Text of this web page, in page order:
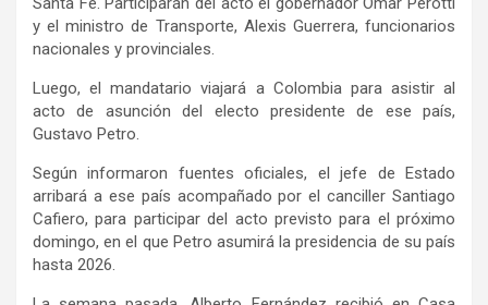
y el ministro de Transporte, Alexis Guerrera, funcionarios
nacionales y provinciales.
Luego, el mandatario viajará a Colombia para asistir al
acto de asunción del electo presidente de ese país,
Gustavo Petro.
Según informaron fuentes oficiales, el jefe de Estado
arribará a ese país acompañado por el canciller Santiago
Cafiero, para participar del acto previsto para el próximo
domingo, en el que Petro asumirá la presidencia de su país
hasta 2026.